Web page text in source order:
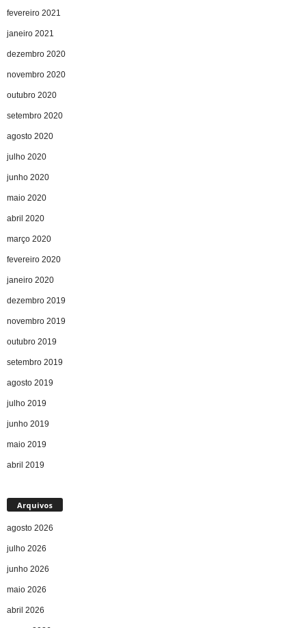
fevereiro 2021
janeiro 2021
dezembro 2020
novembro 2020
outubro 2020
setembro 2020
agosto 2020
julho 2020
junho 2020
maio 2020
abril 2020
março 2020
fevereiro 2020
janeiro 2020
dezembro 2019
novembro 2019
outubro 2019
setembro 2019
agosto 2019
julho 2019
junho 2019
maio 2019
abril 2019
Arquivos
agosto 2026
julho 2026
junho 2026
maio 2026
abril 2026